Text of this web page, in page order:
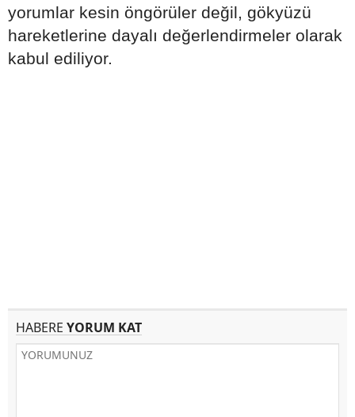
yorumlar kesin öngörüler değil, gökyüzü
hareketlerine dayalı değerlendirmeler olarak
kabul ediliyor.
HABERE YORUM KAT